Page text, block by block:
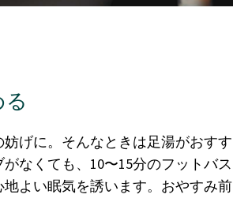
る
げに。そんなときは足湯がおすす
なくても、10〜15分のフットバス
よい眠気を誘います。おやすみ前